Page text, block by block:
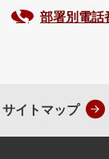
部署別電話
サイトマップ